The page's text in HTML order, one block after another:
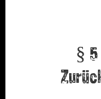
§